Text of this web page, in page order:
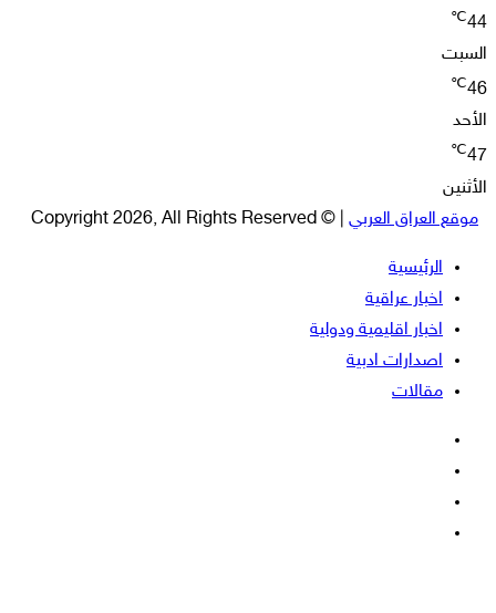
44
℃
السبت
46
℃
الأحد
47
℃
الأثنين
موقع العراق العربي | © Copyright 2026, All Rights Reserved
الرئيسية
اخبار عراقية
اخبار اقليمية ودولية
اصدارات ادبية
مقالات